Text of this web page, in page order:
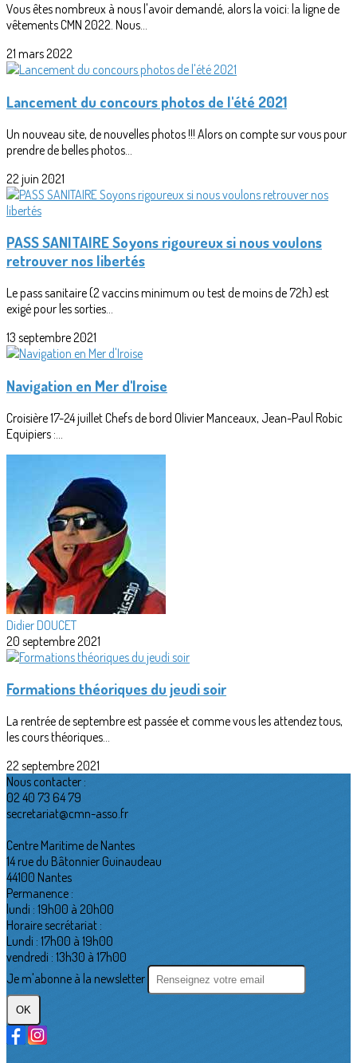
Vous êtes nombreux à nous l'avoir demandé, alors la voici: la ligne de
vêtements CMN 2022. Nous...
21 mars 2022
Lancement du concours photos de l'été 2021
Un nouveau site, de nouvelles photos !!! Alors on compte sur vous pour
prendre de belles photos...
22 juin 2021
PASS SANITAIRE Soyons rigoureux si nous voulons
retrouver nos libertés
Le pass sanitaire (2 vaccins minimum ou test de moins de 72h) est
exigé pour les sorties...
13 septembre 2021
Navigation en Mer d'Iroise
Croisière 17-24 juillet Chefs de bord Olivier Manceaux, Jean-Paul Robic
Equipiers :...
Didier DOUCET
20 septembre 2021
Formations théoriques du jeudi soir
La rentrée de septembre est passée et comme vous les attendez tous,
les cours théoriques...
22 septembre 2021
Nous contacter :
02 40 73 64 79
secretariat@cmn-asso.fr
Centre Maritime de Nantes
14 rue du Bâtonnier Guinaudeau
44100 Nantes
Permanence :
lundi : 19h00 à 20h00
Horaire secrétariat :
Lundi : 17h00 à 19h00
vendredi : 13h30 à 17h00
Je m'abonne à la newsletter
OK